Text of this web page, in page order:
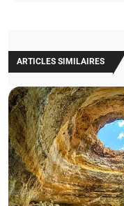
ARTICLES SIMILAIRES